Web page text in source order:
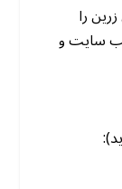
را
سایت و